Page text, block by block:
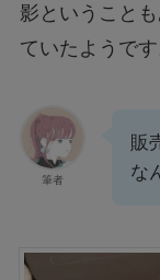
影ということ
ていたようです
筆者
販
な